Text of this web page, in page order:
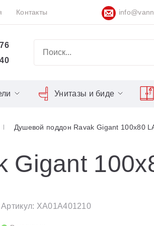
Контакты
для душевых
Унитазы и биде
унитазов
Душевой поддон Ravak Gigant 100x80
Артикул: XA01A401210